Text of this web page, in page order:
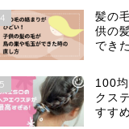
4
髪の
供の
でき
5
100
クス
すすめ